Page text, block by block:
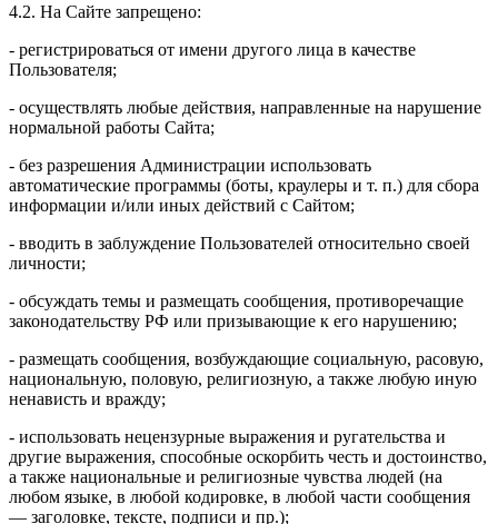
4.2. На Сайте запрещено:
- регистрироваться от имени другого лица в качестве
Пользователя;
- осуществлять любые действия, направленные на нарушение
нормальной работы Сайта;
- без разрешения Администрации использовать
автоматические программы (боты, краулеры и т. п.) для сбора
информации и/или иных действий с Сайтом;
- вводить в заблуждение Пользователей относительно своей
личности;
- обсуждать темы и размещать сообщения, противоречащие
законодательству РФ или призывающие к его нарушению;
- размещать сообщения, возбуждающие социальную, расовую,
национальную, половую, религиозную, а также любую иную
ненависть и вражду;
- использовать нецензурные выражения и ругательства и
другие выражения, способные оскорбить честь и достоинство,
а также национальные и религиозные чувства людей (на
любом языке, в любой кодировке, в любой части сообщения
— заголовке, тексте, подписи и пр.);